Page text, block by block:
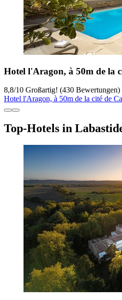
Hotel l'Aragon, à 50m de la
8,8/10 Großartig! (430 Bewertungen)
Hotel l'Aragon, à 50m de la cité de
Top-Hotels in